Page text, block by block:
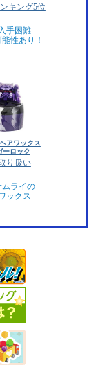
キング5位
手困難
性あり！
アワックス
ーロック
り扱い
ムライの
ックス